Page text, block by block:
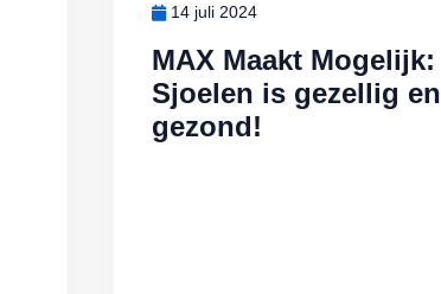
MAX Maakt Mogelijk:
Sjoelen is gezellig en
gezond!
14 juli 2024